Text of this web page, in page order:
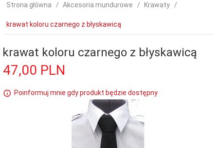
Strona główna Akcesoria mundurowe Krawaty
krawat koloru czarnego z błyskawicą
krawat koloru czarnego z błyskawicą
47,00 PLN
Poinformuj mnie gdy produkt będzie dostępny